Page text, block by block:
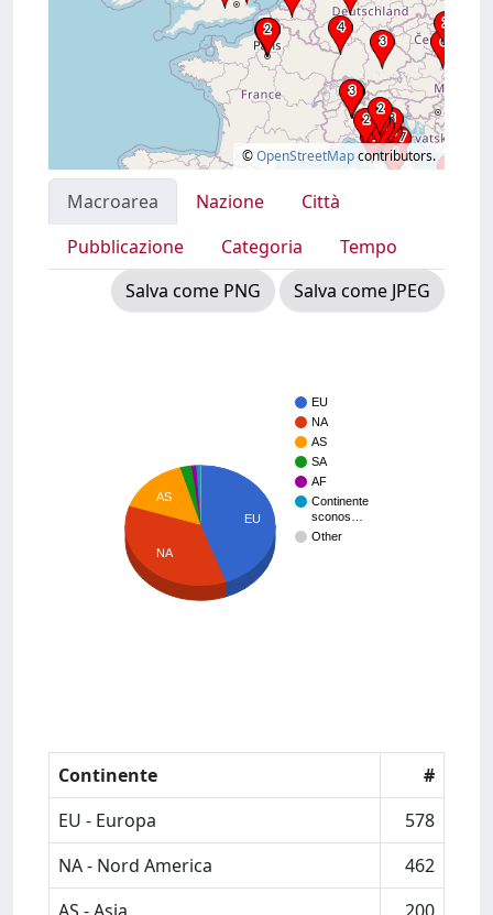
©OpenStreetMapcontributors.
Macroarea Nazione
Città
Pubblicazione
Categoria
Tempo
Salva come PNG
Salva come JPEG
EU
NA
AS
SA
AF
Continente
sconos…
Other
EU
AS
NA
Continente
#
EU - Europa
578
NA - Nord America
462